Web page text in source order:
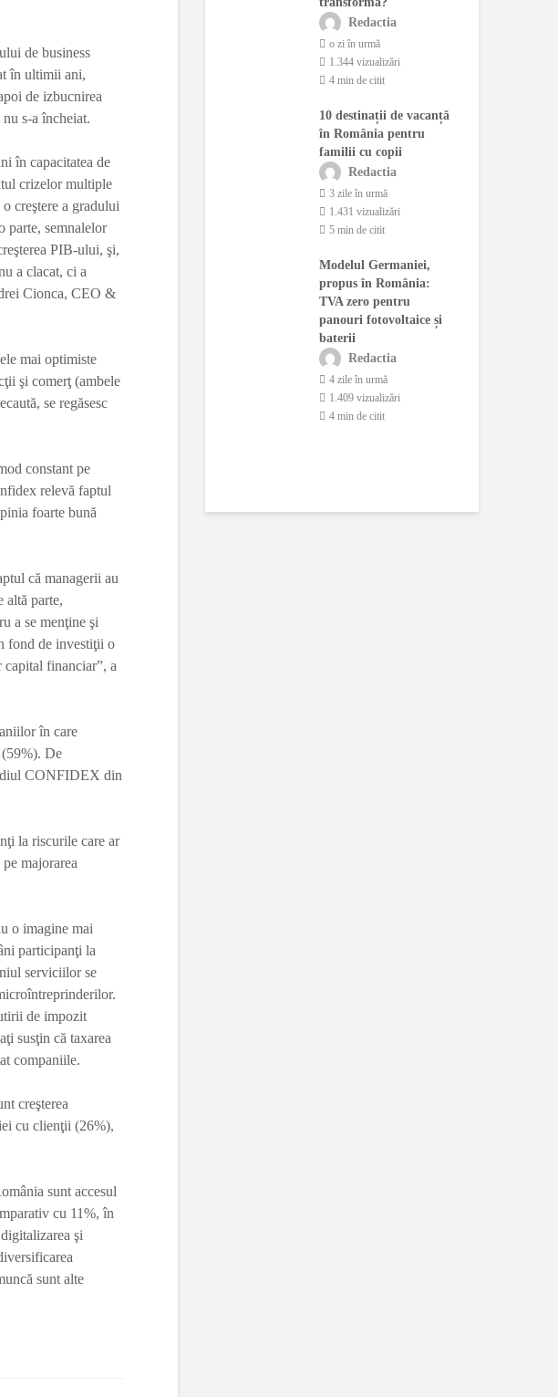
de business
în ultimii ani,
de izbucnirea
s-a încheiat.
în capacitatea de
crizelor multiple
creştere a gradului
parte, semnalelor
PIB-ului, şi,
a clacat, ci a
Cionca, CEO &
mai optimiste
şi comerţ (ambele
se regăsesc
constant pe
relevă faptul
foarte bună
că managerii au
altă parte,
a se menţine şi
fond de investiţii o
capital financiar”, a
în care
(59%). De
CONFIDEX din
la riscurile care ar
majorarea
o imagine mai
participanţi la
serviciilor se
de impozit
susţin că taxarea
companiile.
creşterea
cu clienţii (26%),
sunt accesul
cu 11%, în
şi
sunt alte
nucleară de la
Cernavodă
1.330 vizualizări
Atac cibernetic asupra
DIICOT va deschide o
Redactia
o zi în urmă
1.344 vizualizări
4 min de citit
10 destinații de vacanță
în România pentru
familii cu copii
Redactia
3 zile în urmă
1.431 vizualizări
5 min de citit
Modelul Germaniei,
propus în România:
TVA zero pentru
panouri fotovoltaice și
baterii
Redactia
4 zile în urmă
1.409 vizualizări
4 min de citit